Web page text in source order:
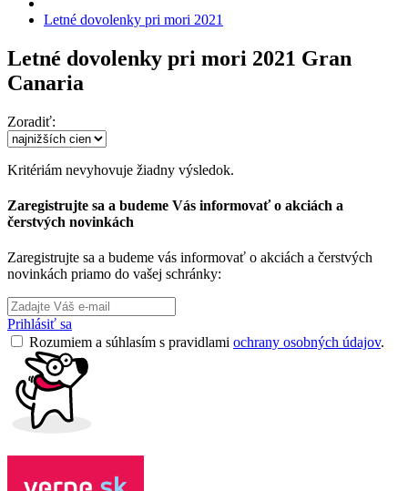
Letné dovolenky pri mori 2021
Letné dovolenky pri mori 2021 Gran
Canaria
Zoradiť:
Kritériám nevyhovuje žiadny výsledok.
Zaregistrujte sa a budeme Vás informovať o akciách a
čerstvých novinkách
Zaregistrujte sa a budeme vás informovať o akciách a čerstvých
novinkách priamo do vašej schránky:
Prihlásiť sa
Rozumiem a súhlasím s pravidlami ochrany osobných údajov.